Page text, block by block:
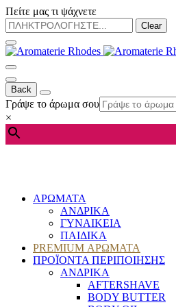
Πείτε μας τι ψάχνετε
Clear
Back
Γράψε το άρωμα σου
×
ΑΡΩΜΑΤΑ
ΑΝΔΡΙΚΑ
ΓΥΝΑΙΚΕΙΑ
ΠΑΙΔΙΚΑ
PREMIUM ΑΡΩΜΑΤΑ
ΠΡΟΪΟΝΤΑ ΠΕΡΙΠΟΙΗΣΗΣ
ΑΝΔΡΙΚΑ
AFTERSHAVE
BODY BUTTER